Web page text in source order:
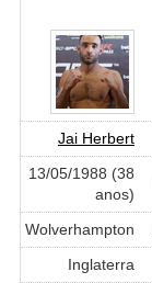
Jai Herbert
13/05/1988 (38
anos)
Wolverhampton
Inglaterra